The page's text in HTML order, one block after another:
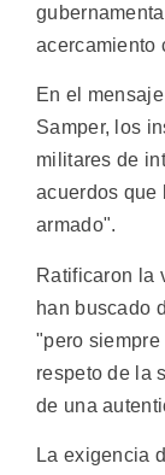
acercamiento
En el
Samper, los
militares de
acuerdos que
armado".
Ratificaron la
han buscado
"pero
respeto de la
de una
La exigencia